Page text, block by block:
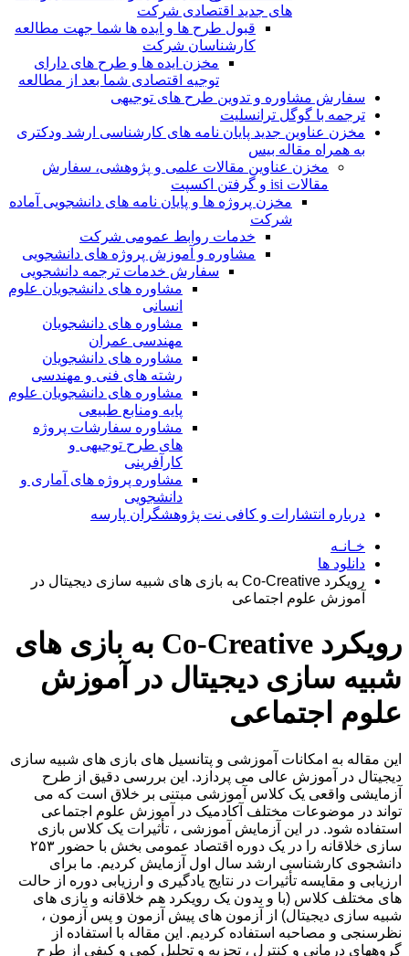
های جدید اقتصادی شرکت
قبول طرح ها و ایده ها شما جهت مطالعه
کارشناسان شرکت
مخزن ایده ها و طرح های دارای
توجیه اقتصادی شما بعد از مطالعه
سفارش مشاوره و تدوین طرح های توجیهی
ترجمه با گوگل ترانسلیت
مخزن عناوین جدید پایان نامه های کارشناسی ارشد ودکتری
به همراه مقاله بیس
مخزن عناوین مقالات علمی و پژوهشی، سفارش
مقالات isi و گرفتن اکسپت
مخزن پروژه ها و پایان نامه های دانشجویی آماده
شرکت
خدمات روابط عمومی شرکت
مشاوره و آموزش پروژه های دانشجویی
سفارش خدمات ترجمه دانشجویی
مشاوره های دانشجویان علوم
انسانی
مشاوره های دانشجویان
مهندسی عمران
مشاوره های دانشجویان
رشته های فنی و مهندسی
مشاوره های دانشجویان علوم
پایه ومنابع طبیعی
مشاوره سفارشات پروژه
های طرح توجیهی و
کارآفرینی
مشاوره پروژه های آماری و
دانشجویی
درباره انتشارات و کافی نت پژوهشگران پارسه
خـانـه
دانلود ها
رویکرد Co-Creative به بازی های شبیه سازی دیجیتال در
آموزش علوم اجتماعی
رویکرد Co-Creative به بازی های
شبیه سازی دیجیتال در آموزش
علوم اجتماعی
این مقاله به امکانات آموزشی و پتانسیل های بازی های شبیه سازی
دیجیتال در آموزش عالی می پردازد. این بررسی دقیق از طرح
آزمایشی واقعی یک کلاس آموزشی مبتنی بر خلاق است که می
تواند در موضوعات مختلف آکادمیک در آموزش علوم اجتماعی
استفاده شود. در این آزمایش آموزشی ، تأثیرات یک کلاس بازی
سازی خلاقانه را در یک دوره اقتصاد عمومی بخش با حضور ۲۵۳
دانشجوی کارشناسی ارشد سال اول آزمایش کردیم. ما برای
ارزیابی و مقایسه تأثیرات در نتایج یادگیری و ارزیابی دوره از حالت
های مختلف کلاس (با و بدون یک رویکرد هم خلاقانه و بازی های
شبیه سازی دیجیتال) از آزمون های پیش آزمون و پس آزمون ،
نظرسنجی و مصاحبه استفاده کردیم. این مقاله با استفاده از
گروههای درمانی و کنترل ، تجزیه و تحلیل کمی و کیفی از طرح